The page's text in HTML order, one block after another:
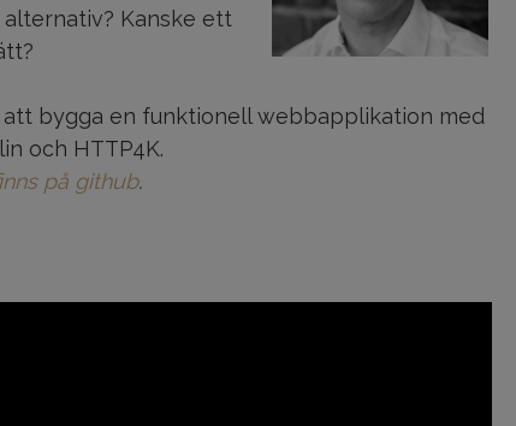
Kanske ett
bygga en funktionell webbapplikation med
och HTTP4K.
på github.